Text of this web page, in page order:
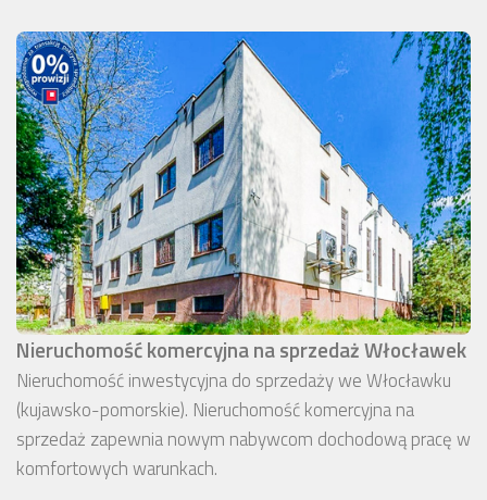
Nieruchomość komercyjna na sprzedaż Włocławek
Nieruchomość inwestycyjna do sprzedaży we Włocławku
(kujawsko-pomorskie). Nieruchomość komercyjna na
sprzedaż zapewnia nowym nabywcom dochodową pracę w
komfortowych warunkach.